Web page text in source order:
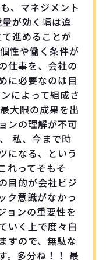
、マネジメント
が効く幅は違
進めることが
性や働く条件が
仕事を、会社の
に必要なのは目
によって組成さ
大限の成果を出
ンの理解が不可
私、今まで時
になる、という
れってそもそ
目的が会社ビジ
ク意識がなかっ
ョンの重要性を
いく上で度々自
すので、無駄な
。多分ね！！ 最